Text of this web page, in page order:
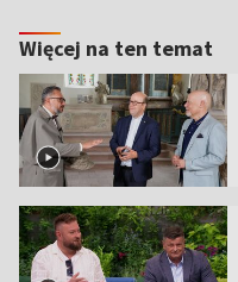
Więcej na ten temat